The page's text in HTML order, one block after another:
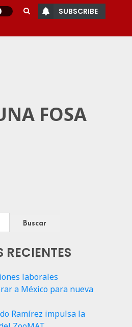
SUBSCRIBE
FOSA
Buscar
laborales
a México para nueva
Ramírez impulsa la